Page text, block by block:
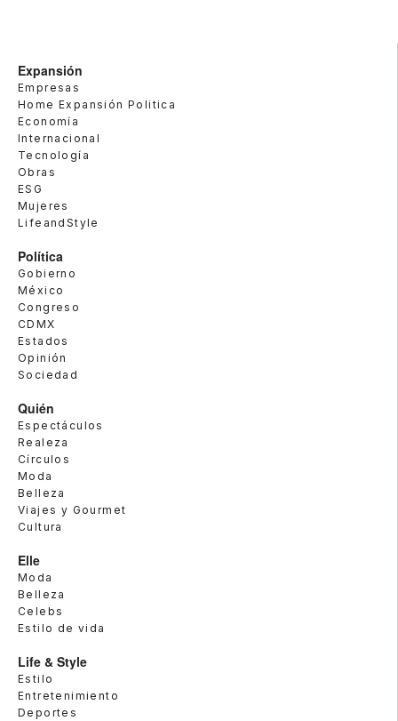
Expansión
Empresas
Home Expansión Politica
Economía
Internacional
Tecnología
Obras
ESG
Mujeres
LifeandStyle
Política
Gobierno
México
Congreso
CDMX
Estados
Opinión
Sociedad
Quién
Espectáculos
Realeza
Círculos
Moda
Belleza
Viajes y Gourmet
Cultura
Elle
Moda
Belleza
Celebs
Estilo de vida
Life & Style
Estilo
Entretenimiento
Deportes